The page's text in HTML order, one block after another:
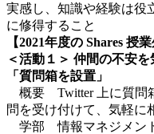
実感し、知識や経験は役
に修得すること
【2021年度の Shares 授
＜活動１＞ 仲間の不安を
「質問箱を設置」
概要 Twitter 上に質問
問を受け付けて、気軽に
学部 情報マネジメント